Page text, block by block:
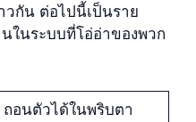
วกัน ต่อไปนี้เป็นราย
นในระบบที่โอ่อ่าของพวก
ถอนตัวได้ในพริบตา